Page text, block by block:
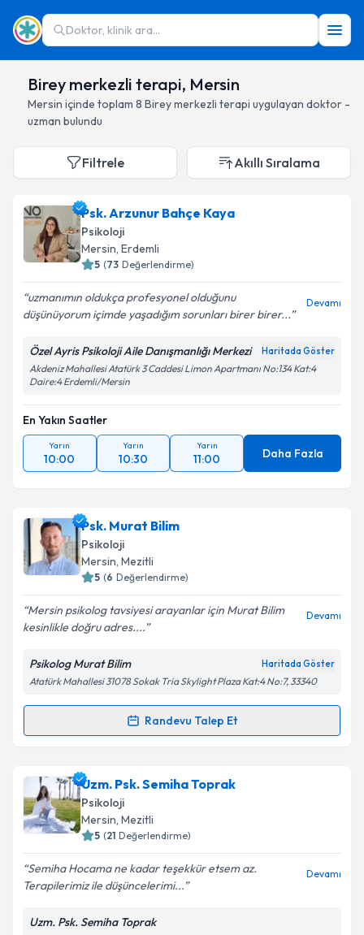
Doktor, klinik ara...
Birey merkezli terapi, Mersin
Mersin içinde toplam 8 Birey merkezli terapi uygulayan doktor -
uzman bulundu
Filtrele Akıllı Sıralama
Psk. Arzunur Bahçe Kaya
Psikoloji
Mersin, Erdemli
5 (73 Değerlendirme)
uzmanımın oldukça profesyonel olduğunu
düşünüyorum içimde yaşadığım sorunları birer birer...
Devamı
Özel Ayris Psikoloji Aile Danışmanlığı Merkezi Haritada Göster
Akdeniz Mahallesi Atatürk 3 Caddesi Limon Apartmanı No:134 Kat:4
Daire:4 Erdemli/Mersin
En Yakın Saatler
Yarın
10:00
Yarın
10:30
Yarın
11:00 Daha Fazla
Psk. Murat Bilim
Psikoloji
Mersin, Mezitli
5 (6 Değerlendirme)
Mersin psikolog tavsiyesi arayanlar için Murat Bilim
kesinlikle doğru adres....
Devamı
Psikolog Murat Bilim Haritada Göster
Atatürk Mahallesi 31078 Sokak Tria Skylight Plaza Kat:4 No:7, 33340
Randevu Talep Et
Randevu Takvimi Talebi
Psk. Murat Bilimiçin randevu takvimi talebi oluşturun.
Size bu uzmandan randevu almanız için bir takvim
hazırlandığında e-posta ile bilgilendireceğiz.
Kişisel verilerimin işlenmesine ilişkin
Uzm. Psk. Semiha Toprak
Psikoloji
Mersin, Mezitli
5 (21 Değerlendirme)
Semiha Hocama ne kadar teşekkür etsem az.
Terapilerimiz ile düşüncelerimi...
Devamı
Uzm. Psk. Semiha Toprak